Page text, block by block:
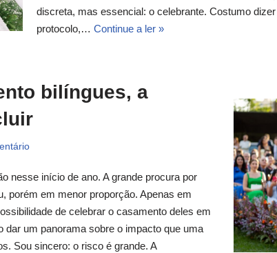
discreta, mas essencial: o celebrante. Costumo
protocolo,…Continue a ler »
bilíngues, a
nesse início de ano. A grande procura por
porém em menor proporção. Apenas em
de celebrar o casamento deles em
um panorama sobre o impacto que uma
Sou sincero: o risco é grande. A